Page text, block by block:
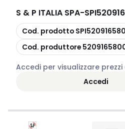
S & P ITALIA SPA-
copia
Cod. prodotto
copia
Cod. produttore
Accedi per visualizzare
Accedi